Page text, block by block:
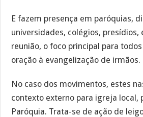
E fazem presença em paróquias,
universidades, colégios, presídios,
reunião, o foco principal para
oração à evangelização de irmãos.
No caso dos movimentos, estes
contexto externo para igreja local,
Paróquia. Trata-se de ação de